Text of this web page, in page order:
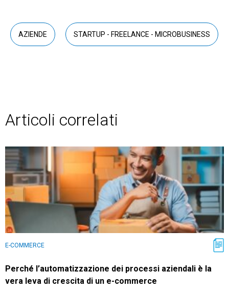
AZIENDE STARTUP - FREELANCE - MICROBUSINESS
Articoli correlati
E-COMMERCE
Perché l’automatizzazione dei processi aziendali è la
vera leva di crescita di un e-commerce